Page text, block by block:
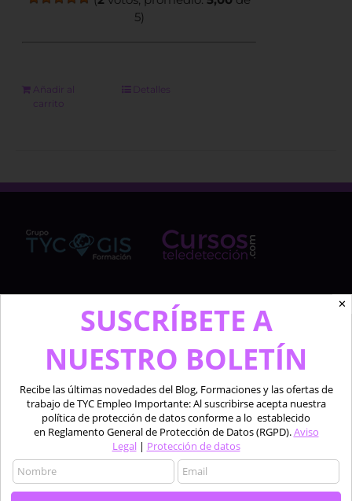
5)
Añadir al
carrito
Detalles
Cursosteledeteccion.com pertenece al Grupo de
TYC GIS Formación, empresa lider en la formación a
profesionales en software técnico especializado de
las áreas de la teledetección, los sistemas de
Profesionales formando a profesionales.
✕
SUSCRÍBETE A
NUESTRO BOLETÍN
Recibe las últimas novedades del Blog, Formaciones y las ofertas de
trabajo de TYC Empleo Importante: Al suscribirse acepta nuestra
política de protección de datos conforme a lo establecido
en Reglamento General de Protección de Datos (RGPD).Aviso
Legal| Protección de datos